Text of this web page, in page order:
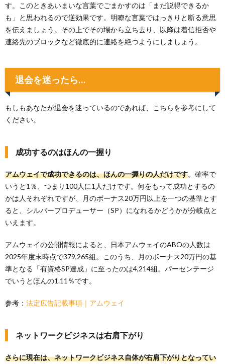
す。このときあいまいな言葉でごまかすのは「まだ説得できるか
も」と思われるので逆効果です。明瞭な言葉ではっきりと断る意思
を伝えましょう。その上でその場から立ち去り、以降は着信拒否や
連絡先のブロックなど徹底的に連絡を絶つようにしましょう。
退会を迷ったら…
もしもあなたが退会を迷っているのであれば、こちらを参考にして
ください。
成功するのはほんの一握り
アムウェイで成功できるのは、ほんの一握りの人だけです。確率で
いうと1％、つまり100人に1人だけです。何をもって成功とするの
かは人それぞれですが、月のボーナス20万円以上を一つの基準とす
ると、シルバープロデューサー（SP）になれるかどうかが分岐点と
いえます。
アムウェイの公開情報によると、日本アムウェイのABOの人数は
2025年度末時点で379,265組。このうち、月のボーナス20万円の基
準となる「有資格SP達成」に至ったのは4,214組。パーセンテージ
でいうとほんの1.11％です。
参考： 法定広告記載事項｜アムウェイ
ネットワークビジネスは右肩下がり
さらに現在は、ネットワークビジネス自体が右肩下がりとなってい